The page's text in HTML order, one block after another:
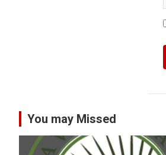
You may Missed